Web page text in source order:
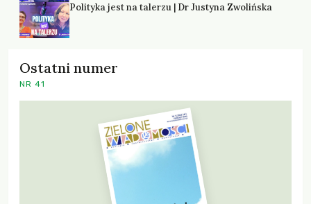
Polityka jest na talerzu | Dr Justyna Zwolińska
Ostatni numer
NR 41